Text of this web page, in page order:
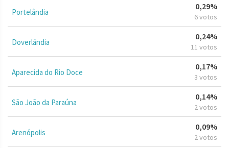
Portelândia
0,29%
6 votos
Doverlândia
0,24%
11 votos
Aparecida do Rio Doce
0,17%
3 votos
São João da Paraúna
0,14%
2 votos
Arenópolis
0,09%
2 votos